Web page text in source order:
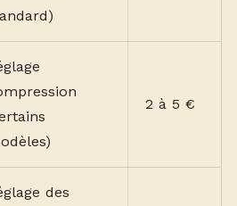
2 à 5 €
des